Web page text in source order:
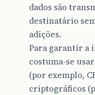
dados são
destinatário
adições.
Para garantir a
costuma-se
(por exemplo,
criptográficos